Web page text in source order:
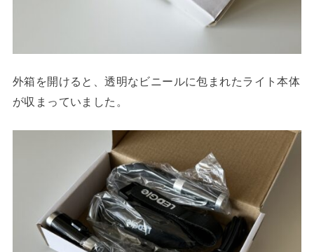
外箱を開けると、透明なビニールに包まれたライト本体
が収まっていました。